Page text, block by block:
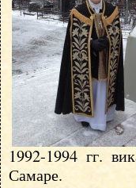
1992-1994 гг.
Самаре.